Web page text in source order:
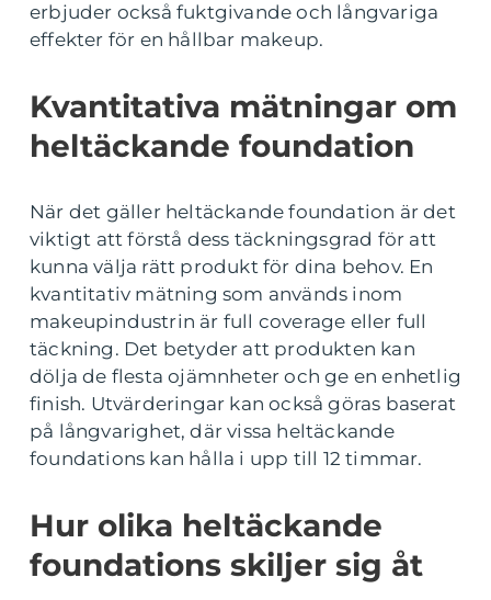
erbjuder också fuktgivande och långvariga
effekter för en hållbar makeup.
Kvantitativa mätningar om
heltäckande foundation
När det gäller heltäckande foundation är det
viktigt att förstå dess täckningsgrad för att
kunna välja rätt produkt för dina behov. En
kvantitativ mätning som används inom
makeupindustrin är full coverage eller full
täckning. Det betyder att produkten kan
dölja de flesta ojämnheter och ge en enhetlig
finish. Utvärderingar kan också göras baserat
på långvarighet, där vissa heltäckande
foundations kan hålla i upp till 12 timmar.
Hur olika heltäckande
foundations skiljer sig åt